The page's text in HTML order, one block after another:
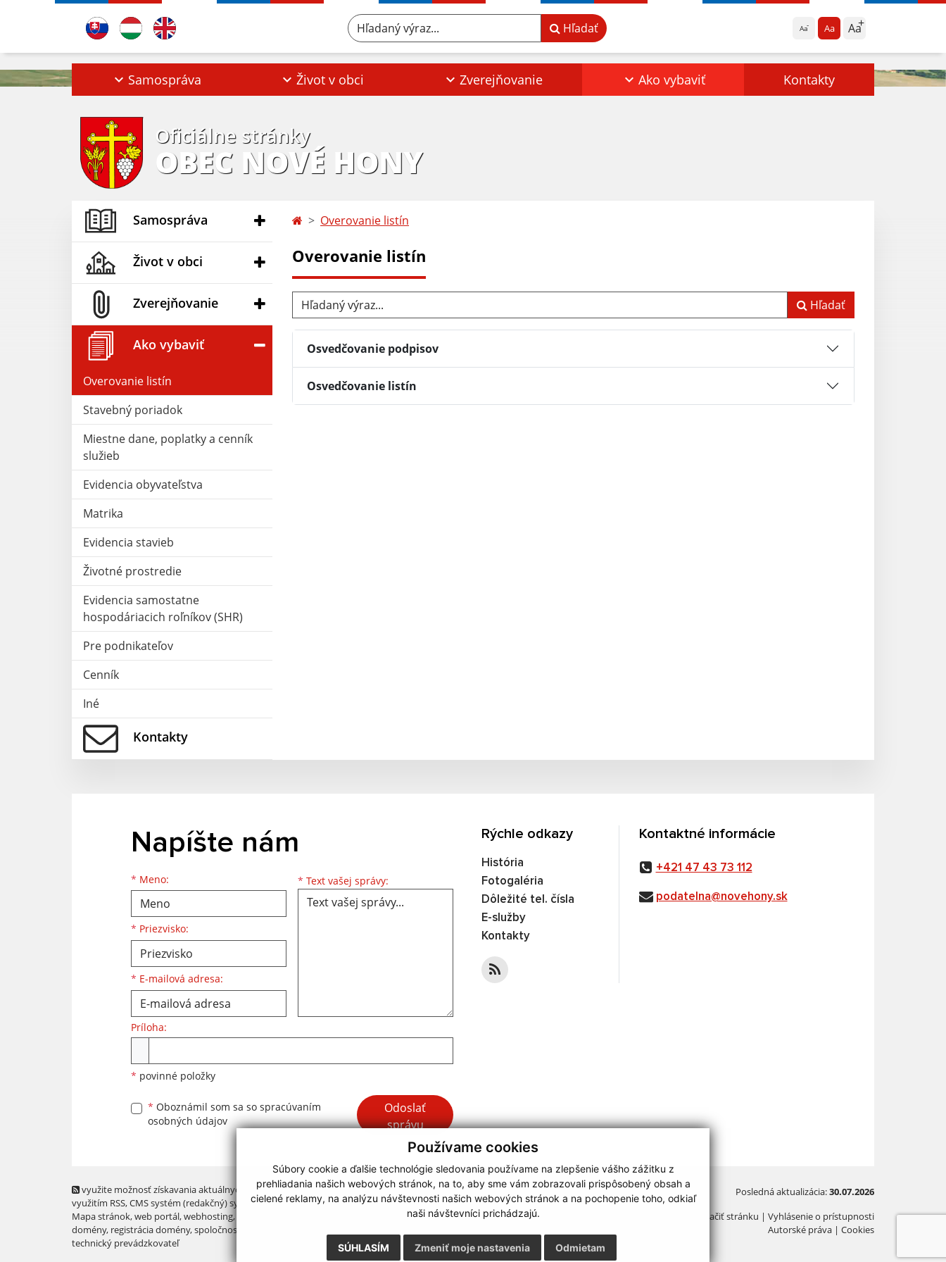
Používame cookies
Súbory cookie a ďalšie technológie sledovania používame na zlepšenie vášho zážitku z
prehliadania našich webových stránok, na to, aby sme vám zobrazovali prispôsobený obsah a
cielené reklamy, na analýzu návštevnosti našich webových stránok a na pochopenie toho, odkiaľ
naši návštevníci prichádzajú.
SÚHLASÍM Odmietam
Zmeniť moje nastavenia
Aa Aa Aa
Hľadaný výraz... Hľadať
Samospráva Život v obci Zverejňovanie Ako vybaviť Kontakty
Oficiálne stránky
OBEC NOVÉ HONY
Samospráva
Život v obci
Zverejňovanie
Ako vybaviť
Overovanie listín
Stavebný poriadok
Miestne dane, poplatky a cenník
služieb
Evidencia obyvateľstva
Matrika
Evidencia stavieb
Životné prostredie
Evidencia samostatne
hospodáriacich roľníkov (SHR)
Pre podnikateľov
Cenník
Iné
Kontakty
Overovanie listín
Overovanie listín
Hľadaný výraz... Hľadať
Osvedčovanie podpisov
Osvedčovanie listín
Napíšte nám
* Meno:
Meno
* Priezvisko:
Priezvisko
* E-mailová adresa:
E-mailová adresa * Text vašej správy: Text vašej správy...
Príloha:
* povinné položky
* Oboznámil som sa so spracúvaním
osobných údajov
Google reCaptcha Response
Odoslať
správu
Rýchle odkazy
História
Fotogaléria
Dôležité tel. čísla
E-služby
Kontakty
Kontaktné informácie
+421 47 43 73 112
podatelna@novehony.sk
využite možnosť získavania aktuálnych informácií s
využitím RSS, CMS systém (redakčný) systém ECHELON 2,
Mapa stránok,web portál,webhosting,
domény, registrácia domény,spoločnosť webex.digital, s.r.o.
technický prevádzkovateľ
Posledná aktualizácia:30.07.2026
Vytlačiť stránku | Vyhlásenie o prístupnosti
Autorské práva | Cookies
webdesign|